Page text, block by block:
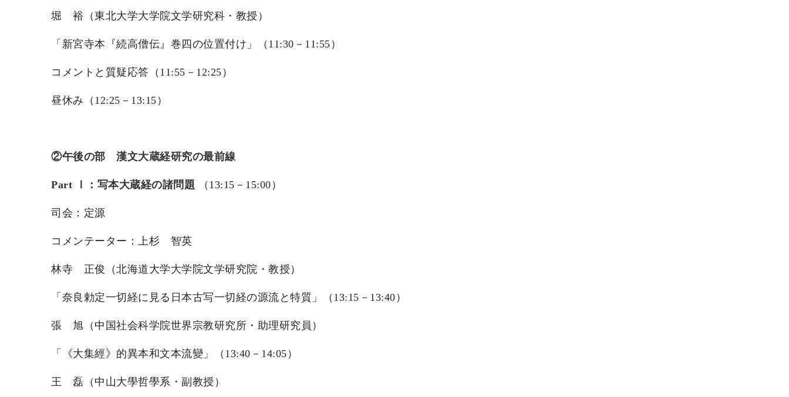
堀 裕（東北大学大学院文学研究科・教授）
「新宮寺本『続高僧伝』巻四の位置付け」（11:30－11:55）
コメントと質疑応答（11:55－12:25）
昼休み（12:25－13:15）
②午後の部 漢文大蔵経研究の最前線
Part Ⅰ：写本大蔵経の諸問題 （13:15－15:00）
司会：定源
コメンテーター：上杉 智英
林寺 正俊（北海道大学大学院文学研究院・教授）
「奈良勅定一切経に見る日本古写一切経の源流と特質」（13:15－13:40）
張 旭（中国社会科学院世界宗教研究所・助理研究員）
「《大集經》的異本和文本流變」（13:40－14:05）
王 磊（中山大學哲學系・副教授）